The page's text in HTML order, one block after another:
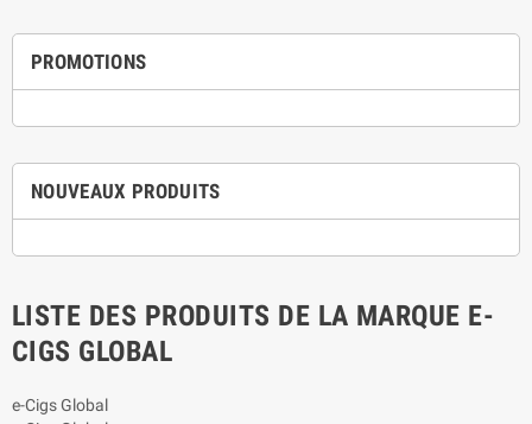
PROMOTIONS
NOUVEAUX PRODUITS
LISTE DES PRODUITS DE LA MARQUE E-
CIGS GLOBAL
e-Cigs Global